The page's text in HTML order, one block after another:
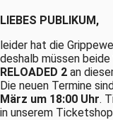
LIEBES PUBLIKUM,
leider hat die
deshalb müssen
RELOADED 2 an
Die neuen Termine
März um 18:00 Uhr.
in unserem